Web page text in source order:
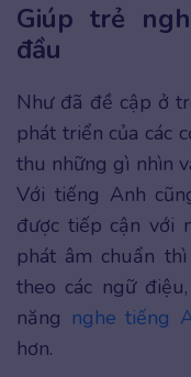
Giúp trẻ
đầu
Như đã đề cập ở
phát triển của các
thu những gì nhìn
Với tiếng Anh
được tiếp cận với
phát âm chuẩn
theo các ngữ
năng nghe tiếng
hơn.